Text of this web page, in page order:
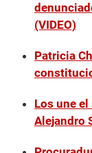
(VIDEO)
Patricia
Los une
Alejandro